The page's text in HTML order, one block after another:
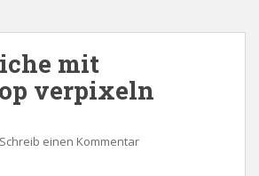
mit
verpixeln
Schreib einen Kommentar